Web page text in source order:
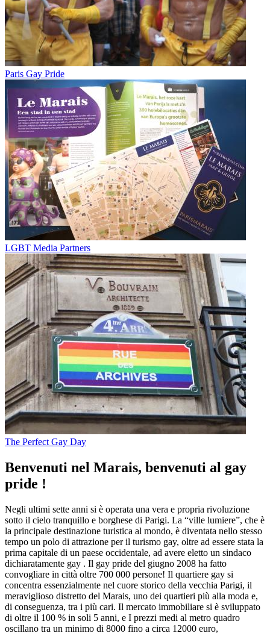
Paris Gay Pride
LGBT Media Partners
The Perfect Gay Day
Benvenuti nel Marais, benvenuti al gay
pride !
Negli ultimi sette anni si è operata una vera e propria rivoluzione
sotto il cielo tranquillo e borghese di Parigi. La “ville lumiere”, che è
la principale destinazione turistica al mondo, è diventata nello stesso
tempo un polo di attrazione per il turismo gay, oltre ad essere stata la
prima capitale di un paese occidentale, ad avere eletto un sindaco
dichiaratamente gay . Il gay pride del giugno 2008 ha fatto
convogliare in città oltre 700 000 persone! Il quartiere gay si
concentra essenzialmente nel cuore storico della vecchia Parigi, il
meraviglioso distretto del Marais, uno dei quartieri più alla moda e,
di conseguenza, tra i più cari. Il mercato immobiliare si è sviluppato
di oltre il 100 % in soli 5 anni, e I prezzi medi al metro quadro
oscillano tra un minimo di 8000 fino a circa 12000 euro,